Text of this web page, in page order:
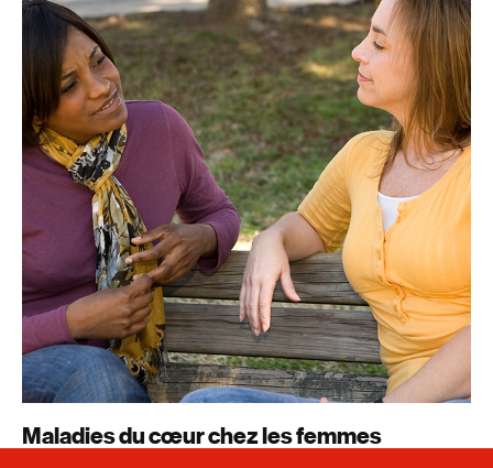
Maladies du cœur chez les femmes